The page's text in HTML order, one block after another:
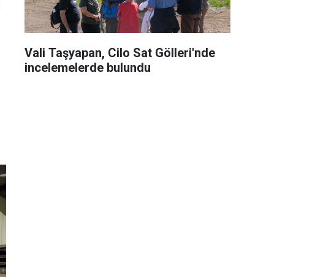
Vali Taşyapan, Cilo Sat Gölleri'nde
incelemelerde bulundu